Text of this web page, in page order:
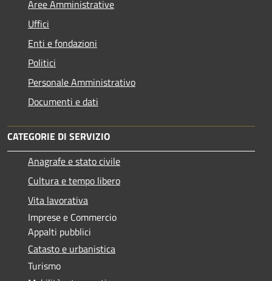
Aree Amministrative
Uffici
Enti e fondazioni
Politici
Personale Amministrativo
Documenti e dati
CATEGORIE DI SERVIZIO
Anagrafe e stato civile
Cultura e tempo libero
Vita lavorativa
Imprese e Commercio
Appalti pubblici
Catasto e urbanistica
Turismo